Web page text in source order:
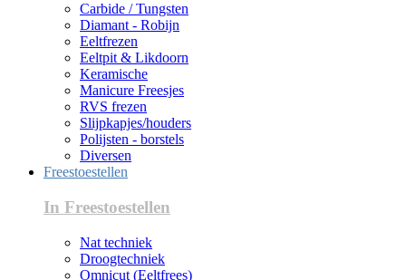
Carbide / Tungsten
Diamant - Robijn
Eeltfrezen
Eeltpit & Likdoorn
Keramische
Manicure Freesjes
RVS frezen
Slijpkapjes/houders
Polijsten - borstels
Diversen
Freestoestellen
In Freestoestellen
Nat techniek
Droogtechniek
Omnicut (Eeltfrees)